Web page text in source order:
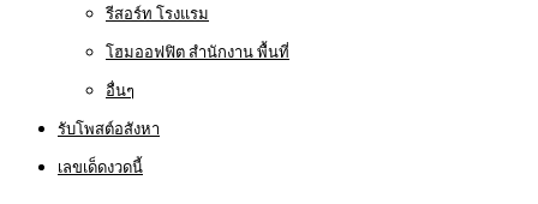
รีสอร์ท โรงแรม
โฮมออฟฟิต สำนักงาน พื้นที่
อื่นๆ
รับโพสต์อสังหา
เลขเด็ดงวดนี้